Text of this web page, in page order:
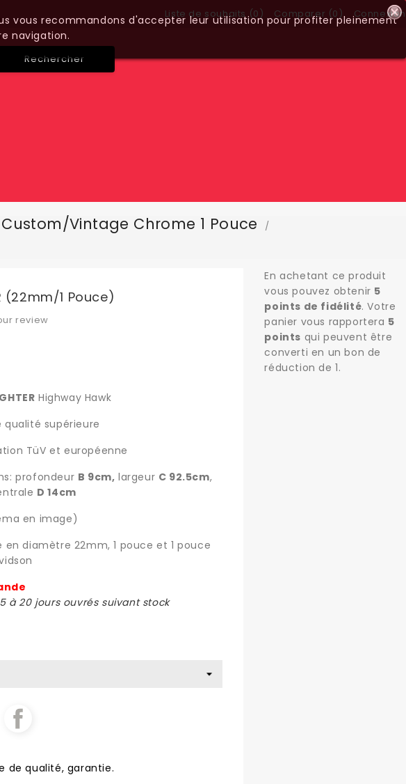
Connexion
Comparer (0)
Liste de souhaits (0)
Rechercher
vous recommandons d'accepter leur utilisation pour profiter pleinement
navigation.
Custom/vintage Chrome 1 Pouce
(22mm/1 Pouce)
review
Highway Hawk
qualité supérieure
TüV et européenne
profondeur B 9cm, largeur C 92.5cm,
D 14cm
en image)
en diamètre 22mm, 1 pouce et 1 pouce
à 20 jours ouvrés suivant stock
de qualité, garantie.
En achetant ce produit
vous pouvez obtenir 5
points de fidélité. Votre
panier vous rapportera 5
points qui peuvent être
converti en un bon de
réduction de1.